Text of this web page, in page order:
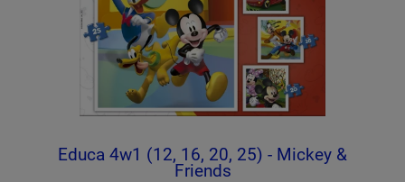
Educa 4w1 (12, 16, 20, 25) - Mickey &
Friends